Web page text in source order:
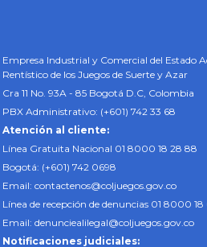
Empresa Industrial y Comercial del Estado
Rentístico de los Juegos de Suerte y Azar
Cra 11 No. 93A - 85 Bogotá D.C, Colombia
PBX Administrativo: (+601) 742 33 68
Atención al cliente:
Línea Gratuita Nacional 01 8000 18 28 88
Bogotá: (+601) 742 0698
Email: contactenos@coljuegos.gov.co
Línea de recepción de denuncias 01 8000 18
Email: denunciealilegal@coljuegos.gov.co
Notificaciones judiciales: